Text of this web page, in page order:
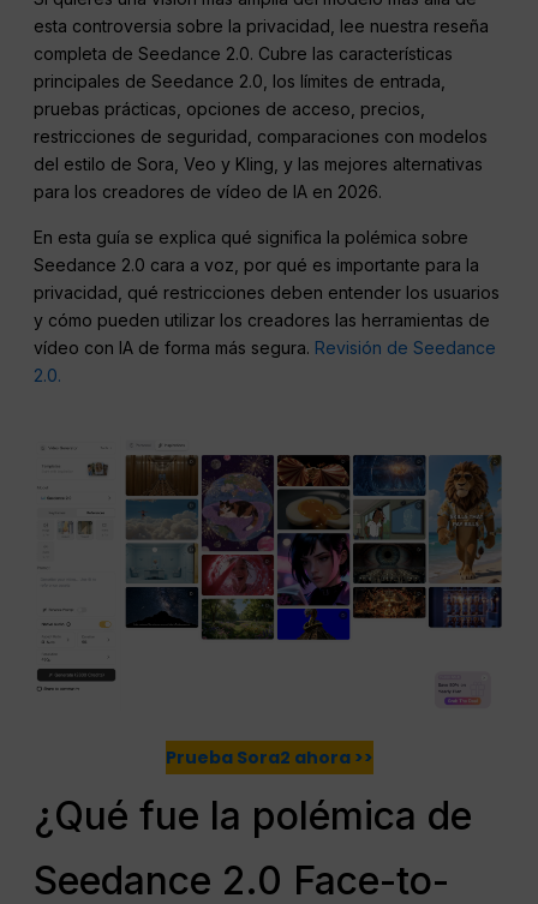
esta controversia sobre la privacidad, lee nuestra reseña
completa de Seedance 2.0. Cubre las características
principales de Seedance 2.0, los límites de entrada,
pruebas prácticas, opciones de acceso, precios,
restricciones de seguridad, comparaciones con modelos
del estilo de Sora, Veo y Kling, y las mejores alternativas
para los creadores de vídeo de IA en 2026.
En esta guía se explica qué significa la polémica sobre
Seedance 2.0 cara a voz, por qué es importante para la
privacidad, qué restricciones deben entender los usuarios
y cómo pueden utilizar los creadores las herramientas de
vídeo con IA de forma más segura. Revisión de Seedance
2.0.
Prueba Sora2 ahora >>
¿Qué fue la polémica de
Seedance 2.0 Face-to-